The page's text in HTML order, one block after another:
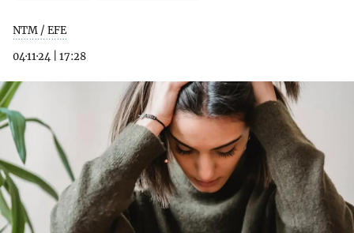
NTM / EFE
04·11·24
17:28